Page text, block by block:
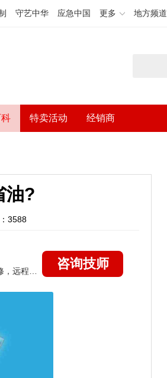
守艺中华 应急中国 更多 地方频道
特卖活动 经销商
油?
3588
咨询技师